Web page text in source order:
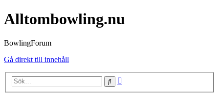
Alltombowling.nu
BowlingForum
Gå direkt till innehåll
Sök